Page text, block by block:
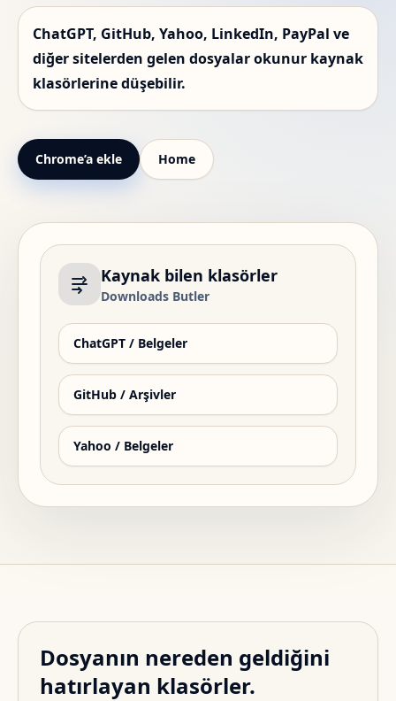
ChatGPT, GitHub, Yahoo, LinkedIn, PayPal ve
diğer sitelerden gelen dosyalar okunur kaynak
klasörlerine düşebilir.
Chrome’a ekle Home
Kaynak bilen klasörler
Downloads Butler
ChatGPT / Belgeler
GitHub / Arşivler
Yahoo / Belgeler
Dosyanın nereden geldiğini
hatırlayan klasörler.